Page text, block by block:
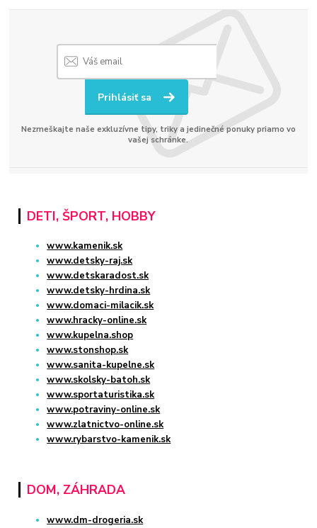
Prihlásiť sa
Nezmeškajte naše exkluzívne tipy, triky a jedinečné ponuky priamo vo
vašej schránke.
DETI, ŠPORT, HOBBY
www.kamenik.sk
www.detsky-raj.sk
www.detskaradost.sk
www.detsky-hrdina.sk
www.domaci-milacik.sk
www.hracky-online.sk
www.kupelna.shop
www.stonshop.sk
www.sanita-kupelne.sk
www.skolsky-batoh.sk
www.sportaturistika.sk
www.potraviny-online.sk
www.zlatnictvo-online.sk
www.rybarstvo-kamenik.sk
DOM, ZÁHRADA
www.dm-drogeria.sk